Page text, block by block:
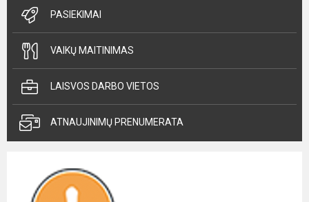
PASIEKIMAI
VAIKŲ MAITINIMAS
LAISVOS DARBO VIETOS
ATNAUJINIMŲ PRENUMERATA